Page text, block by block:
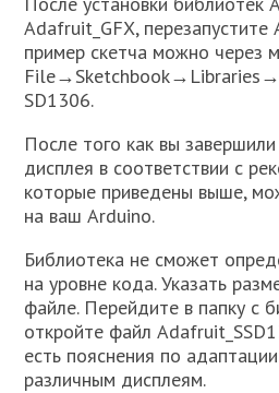
Adafruit_GFX, перезапустите
пример скетча можно через
SD1306.
После того как вы
дисплея в соответствии с
которые приведены выше,
на ваш Arduino.
Библиотека не сможет
на уровне кода. Указать
файле. Перейдите в папку с
откройте файл
есть пояснения по
различным дисплеям.